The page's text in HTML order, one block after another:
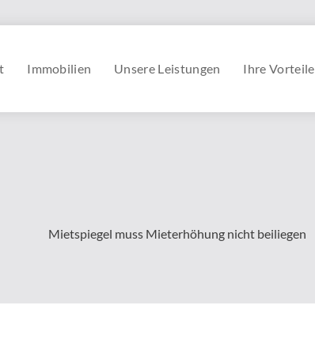
Immobilien Unsere Leistungen Ihre Vorteile
Mietspiegel muss Mieterhöhung nicht beiliegen